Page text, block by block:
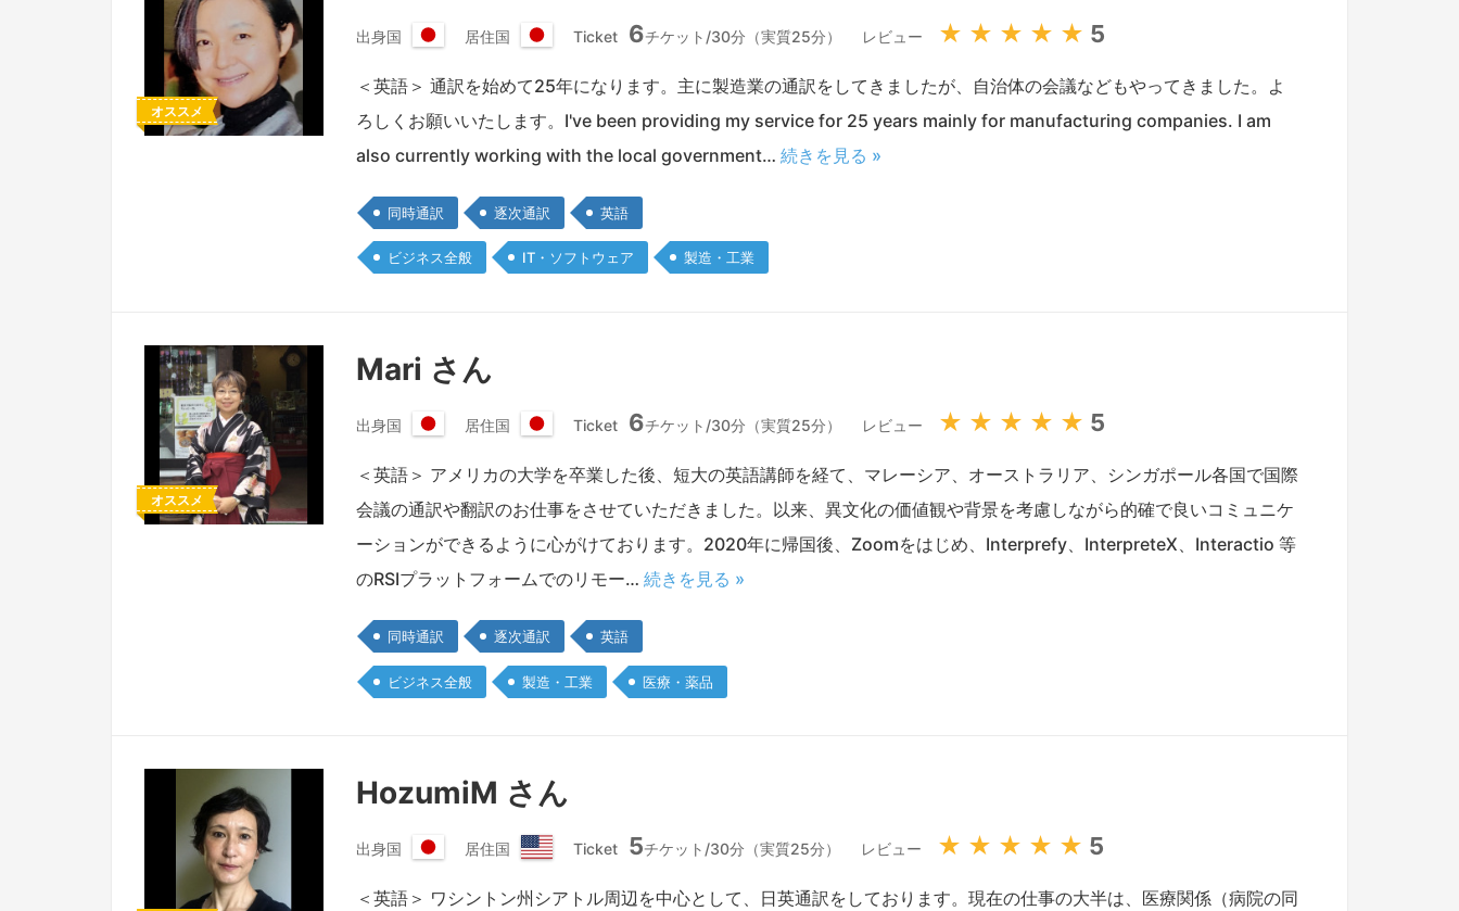
オススメ
出身国
日
本
国
居住国
日
本
Ticket 6チケット/30分（実質25分） レビュー ★ ★ ★ ★ ★ 5
＜英語＞ 通訳を始めて25年になります。主に製造業の通訳をしてきましたが、自治体の会議などもやってきました。よ
ろしくお願いいたします。I've been providing my service for 25 years mainly for manufacturing companies. I am
also currently working with the local government… 続きを見る »
同時通訳 逐次通訳 英語
ビジネス全般 IT・ソフトウェア 製造・工業
オススメ
Mari さん
出身国
日
本
国
居住国
日
本
国
Ticket 6チケット/30分（実質25分） レビュー ★ ★ ★ ★ ★ 5
＜英語＞ アメリカの大学を卒業した後、短大の英語講師を経て、マレーシア、オーストラリア、シンガポール各国で国際
会議の通訳や翻訳のお仕事をさせていただきました。以来、異文化の価値観や背景を考慮しながら的確で良いコミュニケ
ーションができるように心がけております。2020年に帰国後、Zoomをはじめ、Interprefy、InterpreteX、Interactio 等
のRSIプラットフォームでのリモー… 続きを見る »
同時通訳 逐次通訳 英語
ビジネス全般 製造・工業 医療・薬品
HozumiM さん
出身国
本
居住国
メ
Ticket 5チケット/30分（実質25分） レビュー ★ ★ ★ ★ ★ 5
＜英語＞ ワシントン州シアトル周辺を中心として、日英通訳をしております。現在の仕事の大半は、医療関係（病院の同